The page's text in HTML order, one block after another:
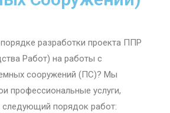
разработки проекта ППР
Работ) на работы с
сооружений (ПС)? Мы
профессиональные услуги,
порядок работ: